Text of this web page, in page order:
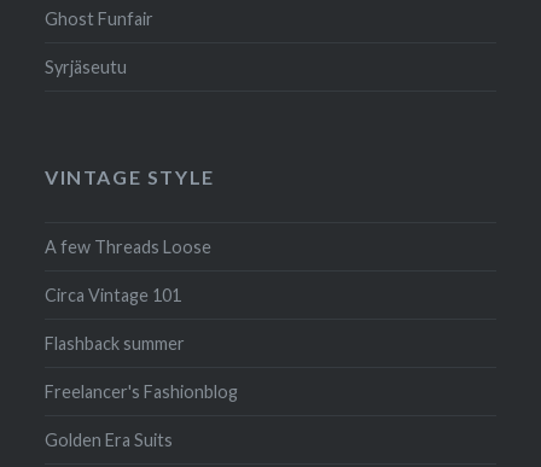
Ghost Funfair
Syrjäseutu
VINTAGE STYLE
A few Threads Loose
Circa Vintage 101
Flashback summer
Freelancer's Fashionblog
Golden Era Suits